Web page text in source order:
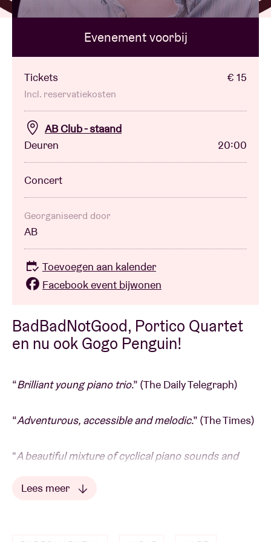
BRDCST
ABtv
Concertcheque
Over AB
Contact
BadBadNotGood, Portico Quartet
en nu ook Gogo Penguin!
“Brilliant young piano trio.” (The Daily Telegraph)
“Adventurous, accessible and melodic.” (The Times)
"A beautiful mixture of cyclical piano sounds and
Lees meer
Evenement voorbij
Tickets € 15
Incl. reservatiekosten
AB Club - staand
Deuren
20:00
Concert
Georganiseerd door
AB
Toevoegen aan kalender
Facebook event bijwonen